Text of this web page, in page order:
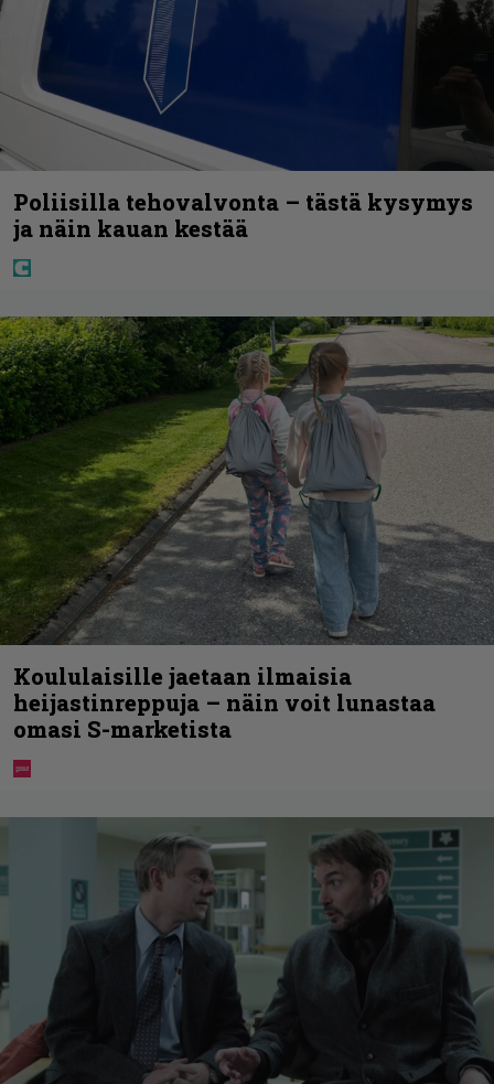
Poliisilla tehovalvonta – tästä kysymys
ja näin kauan kestää
Koululaisille jaetaan ilmaisia
heijastinreppuja – näin voit lunastaa
omasi S-marketista